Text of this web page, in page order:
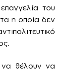
του
η οποία δεν
να θέλουν να